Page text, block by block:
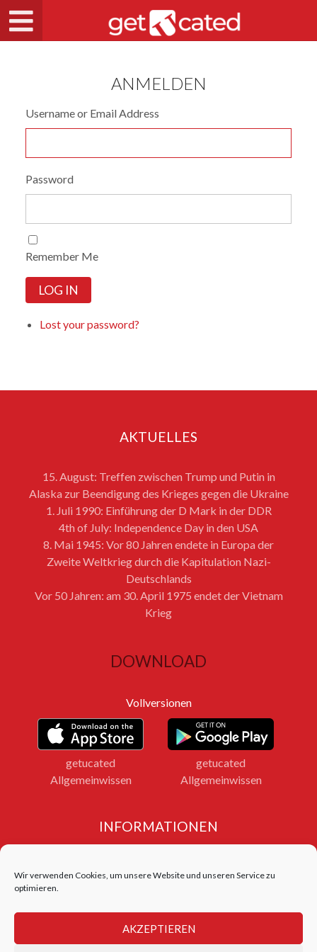
Wir verwenden Cookies, um unsere Website und unseren Service zu
optimieren.
AKZEPTIEREN
ANMELDEN
Username or Email Address
Password
Remember Me
LOG IN
Lost your password?
AKTUELLES
15. August: Treffen zwischen Trump und Putin in
Alaska zur Beendigung des Krieges gegen die Ukraine
1. Juli 1990: Einführung der D Mark in der DDR
4th of July: Independence Day in den USA
8. Mai 1945: Vor 80 Jahren endete in Europa der
Zweite Weltkrieg durch die Kapitulation Nazi-
Deutschlands
Vor 50 Jahren: am 30. April 1975 endet der Vietnam
Krieg
DOWNLOAD
Vollversionen
getucated
Allgemeinwissen
getucated
Allgemeinwissen
INFORMATIONEN
Impressum
Bildnachweise
Login Test Center